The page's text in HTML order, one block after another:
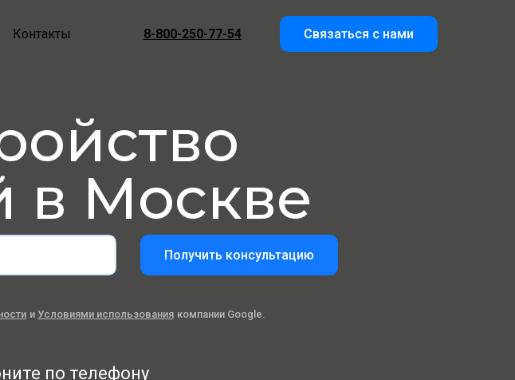
Контакты 8-800-250-77-54 Связаться с нами
в Москве
Получить консультацию
и Условиями использования компании Google.
по телефону